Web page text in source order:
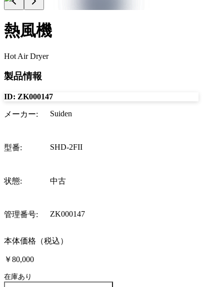
熱風機
Hot Air Dryer
製品情報
ID: ZK000147
メーカー: Suiden
型番: SHD-2FII
状態: 中古
管理番号: ZK000147
本体価格（税込）
￥80,000
在庫あり